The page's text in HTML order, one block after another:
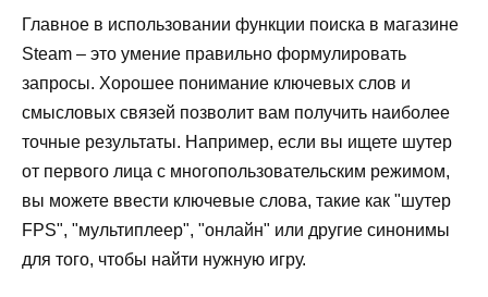
Главное в использовании функции поиска в магазине
Steam – это умение правильно формулировать
запросы. Хорошее понимание ключевых слов и
смысловых связей позволит вам получить наиболее
точные результаты. Например, если вы ищете шутер
от первого лица с многопользовательским режимом,
вы можете ввести ключевые слова, такие как "шутер
FPS", "мультиплеер", "онлайн" или другие синонимы
для того, чтобы найти нужную игру.